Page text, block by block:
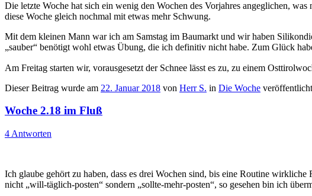
Die letzte Woche hat sich ein wenig den Wochen des Vorjahres angeglichen,
diese Woche gleich nochmal mit etwas mehr Schwung.
Mit dem kleinen Mann war ich am Samstag im Baumarkt und wir haben
„sauber“ benötigt wohl etwas Übung, die ich definitiv nicht habe. Zum Glück
Am Freitag starten wir, vorausgesetzt der Schnee lässt es zu, zu einem
Dieser Beitrag wurde am 22. Januar 2018 von Herr S. in Die Woche
Woche 2.18 im Fluß
4 Antworten
Ich glaube gehört zu haben, dass es drei Wochen sind, bis eine Routine
nicht „will-täglich-posten“ sondern „sollte-mehr-posten“, so gesehen bin ich